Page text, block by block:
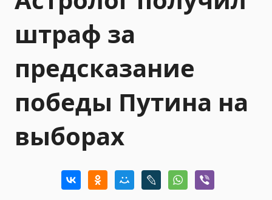
штраф за
предсказание
победы Путина на
выборах